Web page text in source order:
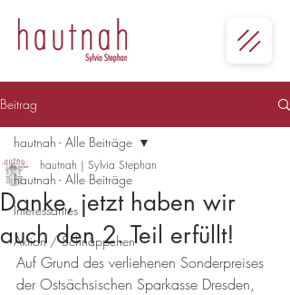
Beitrag
hautnah - Alle Beiträge
Interessantes
Aktion / Schnäppchen
hautnah - Alle Beiträge
Danke, jetzt haben wir
auch den 2. Teil erfüllt!
hautnah | Sylvia Stephan
Auf Grund des verliehenen Sonderpreises
der Ostsächsischen Sparkasse Dresden,